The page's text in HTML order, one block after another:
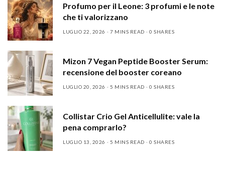
Profumo per il Leone: 3 profumi e le note
che ti valorizzano
LUGLIO 22, 2026 7 MINS READ 0 SHARES
Mizon 7 Vegan Peptide Booster Serum:
recensione del booster coreano
LUGLIO 20, 2026 5 MINS READ 0 SHARES
Collistar Crio Gel Anticellulite: vale la
pena comprarlo?
LUGLIO 13, 2026 5 MINS READ 0 SHARES